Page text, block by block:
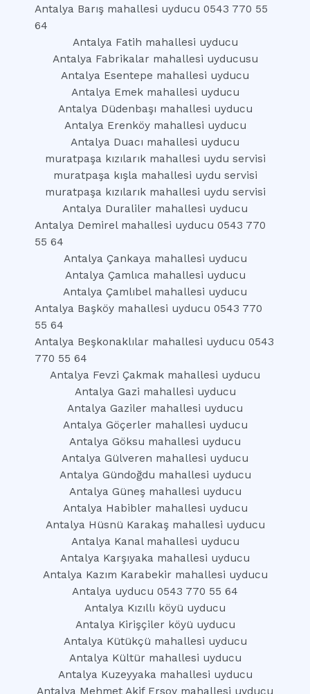
Antalya Barış mahallesi uyducu 0543 770 55
64
Antalya Fatih mahallesi uyducu
Antalya Fabrikalar mahallesi uyducusu
Antalya Esentepe mahallesi uyducu
Antalya Emek mahallesi uyducu
Antalya Düdenbaşı mahallesi uyducu
Antalya Erenköy mahallesi uyducu
Antalya Duacı mahallesi uyducu
muratpaşa kızılarık mahallesi uydu servisi
muratpaşa kışla mahallesi uydu servisi
muratpaşa kızılarık mahallesi uydu servisi
Antalya Duraliler mahallesi uyducu
Antalya Demirel mahallesi uyducu 0543 770
55 64
Antalya Çankaya mahallesi uyducu
Antalya Çamlıca mahallesi uyducu
Antalya Çamlıbel mahallesi uyducu
Antalya Başköy mahallesi uyducu 0543 770
55 64
Antalya Beşkonaklılar mahallesi uyducu 0543
770 55 64
Antalya Fevzi Çakmak mahallesi uyducu
Antalya Gazi mahallesi uyducu
Antalya Gaziler mahallesi uyducu
Antalya Göçerler mahallesi uyducu
Antalya Göksu mahallesi uyducu
Antalya Gülveren mahallesi uyducu
Antalya Gündoğdu mahallesi uyducu
Antalya Güneş mahallesi uyducu
Antalya Habibler mahallesi uyducu
Antalya Hüsnü Karakaş mahallesi uyducu
Antalya Kanal mahallesi uyducu
Antalya Karşıyaka mahallesi uyducu
Antalya Kazım Karabekir mahallesi uyducu
Antalya uyducu 0543 770 55 64
Antalya Kızıllı köyü uyducu
Antalya Kirişçiler köyü uyducu
Antalya Kütükçü mahallesi uyducu
Antalya Kültür mahallesi uyducu
Antalya Kuzeyyaka mahallesi uyducu
Antalya Mehmet Akif Ersoy mahallesi uyducu